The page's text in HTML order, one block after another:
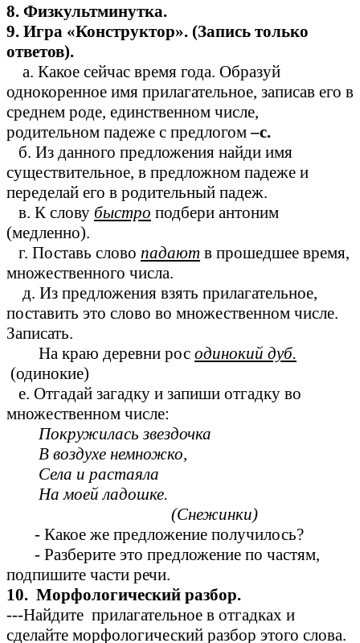
8. Физкультминутка.
9. Игра «Конструктор». (Запись только
ответов).
а. Какое сейчас время года. Образуй
однокоренное имя прилагательное, записав его в
среднем роде, единственном числе,
родительном падеже с предлогом–с.
б. Из данного предложения найди имя
существительное, в предложном падеже и
переделай его в родительный падеж.
в. К слову быстро подбери антоним
(медленно).
г. Поставь слово падают в прошедшее время,
множественного числа.
д. Из предложения взять прилагательное,
поставить это слово во множественном числе.
Записать.
На краю деревни рос одинокий дуб.
(одинокие)
е. Отгадай загадку и запиши отгадку во
множественном числе:
Покружилась звездочка
В воздухе немножко,
Села и растаяла
На моей ладошке.
(Снежинки)
- Какое же предложение получилось?
- Разберите это предложение по частям,
подпишите части речи.
10. Морфологический разбор.
---Найдите прилагательное в отгадках и
сделайте морфологический разбор этого слова.